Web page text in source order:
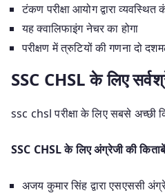
टंकण परीक्षा आयोग द्वारा
यह क्वालिफाइंग नेचर का होगा
परीक्षण में त्रुटियों की गणना दो
SSC CHSL के लिए
ssc chsl परीक्षा के लिए सबसे अच्छी
SSC CHSL के लिए अंग्रेजी की किताबें
अजय कुमार सिंह द्वारा एसएससी